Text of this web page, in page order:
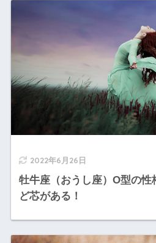
2022年6月26日
牡牛座（おうし座）O型の性
ど芯がある！